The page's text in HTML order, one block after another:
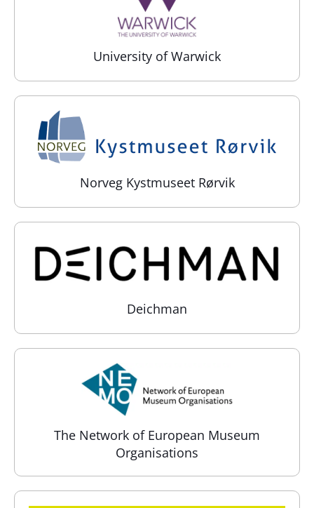
University of Warwick
Norveg Kystmuseet Rørvik
Deichman
The Network of European Museum
Organisations